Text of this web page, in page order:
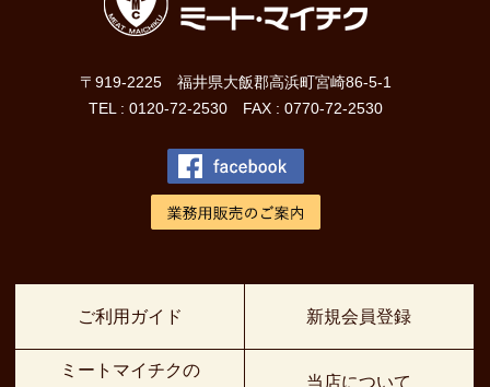
〒919-2225 福井県大飯郡高浜町宮崎86-5-1
TEL : 0120-72-2530 FAX : 0770-72-2530
ご利用ガイド
ミートマイチクの
新規会員登録
当店について